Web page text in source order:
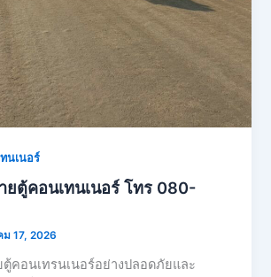
นเนอร์
ยตู้คอนเทนเนอร์ โทร 080-
ม 17, 2026
ตู้คอนเทรนเนอร์อย่างปลอดภัยและ